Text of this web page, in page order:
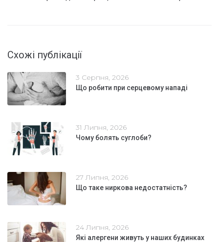
Схожі публікації
3 Серпня, 2026
Що робити при серцевому нападі
31 Липня, 2026
Чому болять суглоби?
27 Липня, 2026
Що таке ниркова недостатність?
24 Липня, 2026
Які алергени живуть у наших будинках